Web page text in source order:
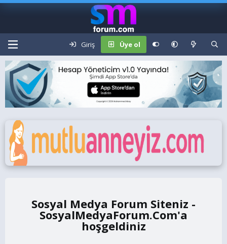
Giriş Üye ol
Sosyal Medya Forum Siteniz -
SosyalMedyaForum.Com